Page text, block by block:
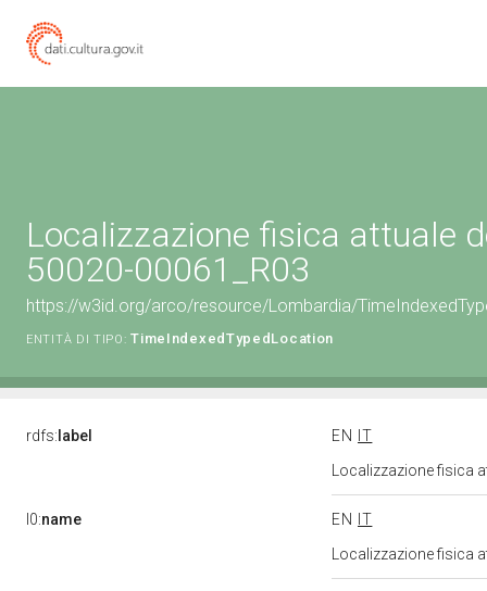
Localizzazione fisica attuale
50020-00061_R03
https://w3id.org/arco/resource/Lombardia/
ENTITÀ DI TIPO: TimeIndexedTypedLocation
rdfs: label EN
IT
Localizzazione fisica
l0:name EN
IT
Localizzazione fisica